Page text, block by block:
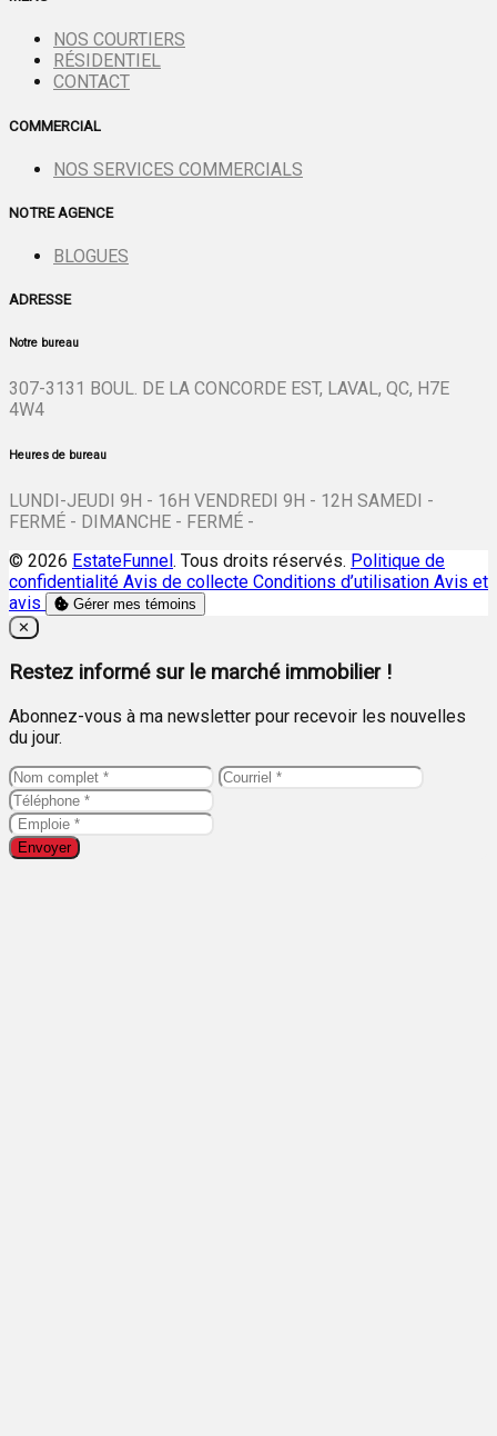
NOS COURTIERS
RÉSIDENTIEL
CONTACT
COMMERCIAL
NOS SERVICES COMMERCIALS
NOTRE AGENCE
BLOGUES
ADRESSE
Notre bureau
307-3131 BOUL. DE LA CONCORDE EST, LAVAL, QC, H7E
4W4
Heures de bureau
LUNDI-JEUDI 9H - 16H VENDREDI 9H - 12H SAMEDI -
FERMÉ - DIMANCHE - FERMÉ -
© 2026 EstateFunnel. Tous droits réservés. Politique de
confidentialité Avis de collecte Conditions d’utilisation Avis et
avis
Gérer mes témoins
Close
✕
Restez informé sur le marché immobilier !
Abonnez-vous à ma newsletter pour recevoir les nouvelles
du jour.
Envoyer